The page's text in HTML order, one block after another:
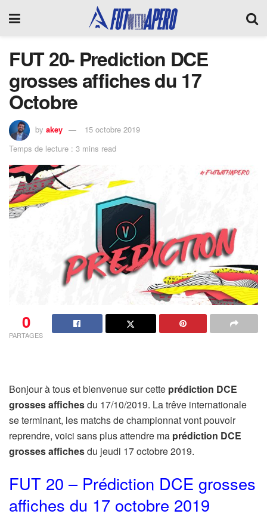
FUT 20- Prediction DCE
grosses affiches du 17
Octobre
by akey
15 octobre 2019
Temps de lecture : 3 mins read
0
PARTAGES
Bonjour à tous et bienvenue sur cette prédiction DCE
grosses affichesdu 17/10/2019. La trêve internationale
se terminant, les matchs de championnat vont pouvoir
reprendre, voici sans plus attendre ma prédiction DCE
grosses affichesdu jeudi 17 octobre 2019.
FUT 20 – Prédiction DCE grosses
affiches du 17 octobre 2019